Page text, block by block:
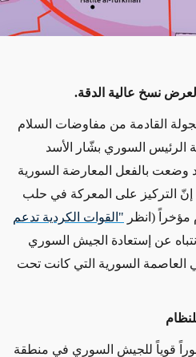
نسخ عالية الدقة.
القادمة من مفاوضات السلام
الرئيس السوري بشّار الأسد
بالفعل المعارضة السورية
التركيز على المعركة في حلب
(انظر "القوات الكردية تدعم
عن إستعادة الجيش السوري
السورية التي كانت تحت
قوياً للجيش السوري في منطقة